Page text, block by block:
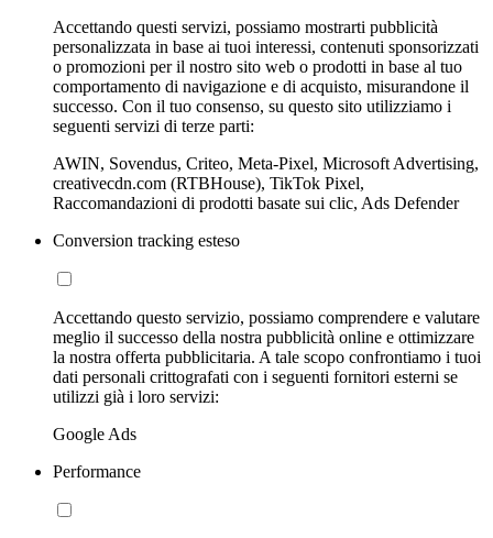
Accettando questi servizi, possiamo mostrarti pubblicità
personalizzata in base ai tuoi interessi, contenuti sponsorizzati
o promozioni per il nostro sito web o prodotti in base al tuo
comportamento di navigazione e di acquisto, misurandone il
successo. Con il tuo consenso, su questo sito utilizziamo i
seguenti servizi di terze parti:
AWIN, Sovendus, Criteo, Meta-Pixel, Microsoft Advertising,
creativecdn.com (RTBHouse), TikTok Pixel,
Raccomandazioni di prodotti basate sui clic, Ads Defender
Conversion tracking esteso
Accettando questo servizio, possiamo comprendere e valutare
meglio il successo della nostra pubblicità online e ottimizzare
la nostra offerta pubblicitaria. A tale scopo confrontiamo i tuoi
dati personali crittografati con i seguenti fornitori esterni se
utilizzi già i loro servizi:
Google Ads
Performance